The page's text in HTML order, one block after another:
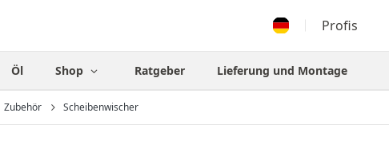
Profis
Öl Shop Ratgeber Lieferung und Montage
Zubehör Scheibenwischer